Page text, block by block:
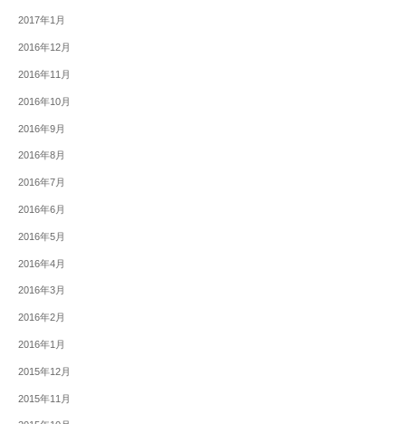
2017年1月
2016年12月
2016年11月
2016年10月
2016年9月
2016年8月
2016年7月
2016年6月
2016年5月
2016年4月
2016年3月
2016年2月
2016年1月
2015年12月
2015年11月